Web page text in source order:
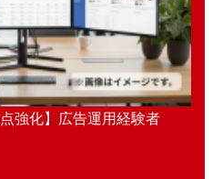
点強化】広告運用経験者